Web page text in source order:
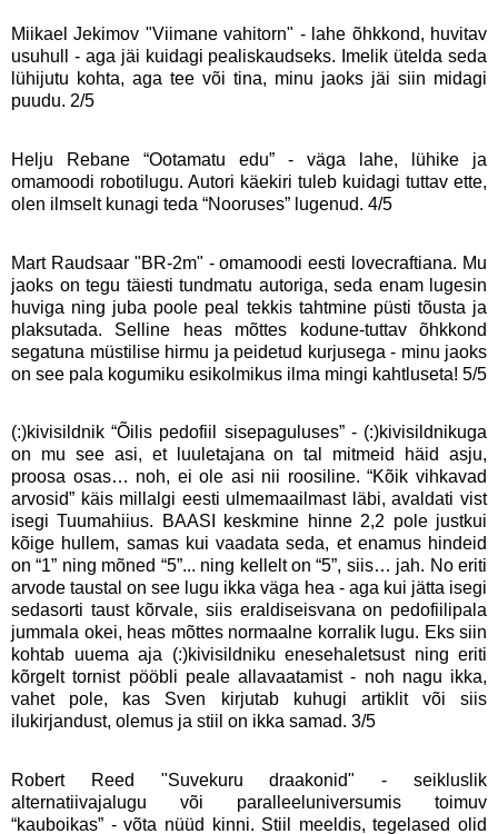
Miikael Jekimov "Viimane vahitorn" - lahe õhkkond, huvitav
usuhull - aga jäi kuidagi pealiskaudseks. Imelik ütelda seda
lühijutu kohta, aga tee või tina, minu jaoks jäi siin midagi
puudu. 2/5
Helju Rebane “Ootamatu edu” - väga lahe, lühike ja
omamoodi robotilugu. Autori käekiri tuleb kuidagi tuttav ette,
olen ilmselt kunagi teda “Nooruses” lugenud. 4/5
Mart Raudsaar "BR-2m" - omamoodi eesti lovecraftiana. Mu
jaoks on tegu täiesti tundmatu autoriga, seda enam lugesin
huviga ning juba poole peal tekkis tahtmine püsti tõusta ja
plaksutada. Selline heas mõttes kodune-tuttav õhkkond
segatuna müstilise hirmu ja peidetud kurjusega - minu jaoks
on see pala kogumiku esikolmikus ilma mingi kahtluseta! 5/5
(:)kivisildnik “Õilis pedofiil sisepaguluses” - (:)kivisildnikuga
on mu see asi, et luuletajana on tal mitmeid häid asju,
proosa osas… noh, ei ole asi nii roosiline. “Kõik vihkavad
arvosid” käis millalgi eesti ulmemaailmast läbi, avaldati vist
isegi Tuumahiius. BAASI keskmine hinne 2,2 pole justkui
kõige hullem, samas kui vaadata seda, et enamus hindeid
on “1” ning mõned “5”... ning kellelt on “5”, siis… jah. No eriti
arvode taustal on see lugu ikka väga hea - aga kui jätta isegi
sedasorti taust kõrvale, siis eraldiseisvana on pedofiilipala
jummala okei, heas mõttes normaalne korralik lugu. Eks siin
kohtab uuema aja (:)kivisildniku enesehaletsust ning eriti
kõrgelt tornist pööbli peale allavaatamist - noh nagu ikka,
vahet pole, kas Sven kirjutab kuhugi artiklit või siis
ilukirjandust, olemus ja stiil on ikka samad. 3/5
Robert Reed "Suvekuru draakonid" - seikluslik
alternatiivajalugu või paralleeluniversumis toimuv
“kauboikas” - võta nüüd kinni. Stiil meeldis, tegelased olid